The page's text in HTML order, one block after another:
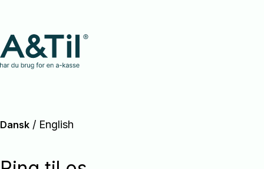
Dansk / English